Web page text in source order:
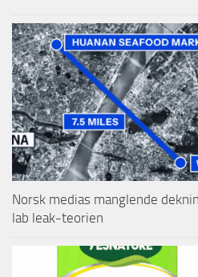
Norsk medias manglende
lab leak-teorien